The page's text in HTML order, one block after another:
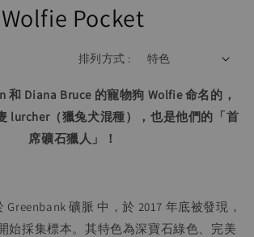
Wolfie Pocket
排列方式 :
和 Diana Bruce 的寵物狗 Wolfie 命名的，
lurcher（獵兔犬混種），也是他們的「首
席礦石獵人」！
礦脈 中，於 2017 年底被發現，
始採集標本。其特色為深寶石綠色、完美